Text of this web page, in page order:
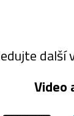
další
Video